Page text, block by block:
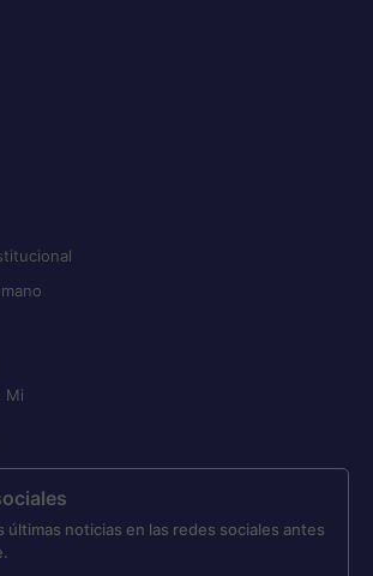
Mi
últimas noticias en las redes sociales antes